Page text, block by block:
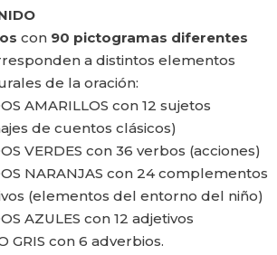
con 90 pictogramas diferentes
a distintos elementos
de la oración:
AMARILLOS con 12 sujetos
de cuentos clásicos)
VERDES con 36 verbos (acciones)
NARANJAS con 24 complementos
(elementos del entorno del niño)
AZULES con 12 adjetivos
GRIS con 6 adverbios.